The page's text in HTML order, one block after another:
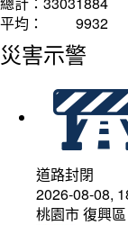
平均：
9932
災害示警
道路封閉
2026-08-08,
桃園市 復興